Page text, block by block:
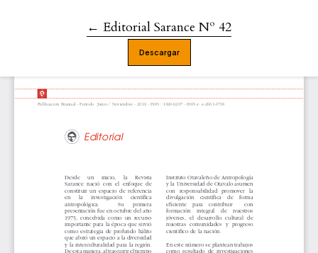
← Volver a los detalles del artículo
Editorial Sarance Nº 42
Descargar